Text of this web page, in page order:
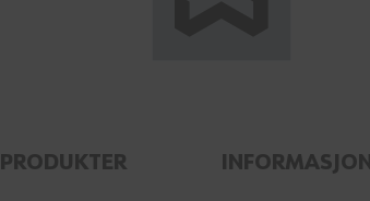
PRODUKTER INFORMASJON